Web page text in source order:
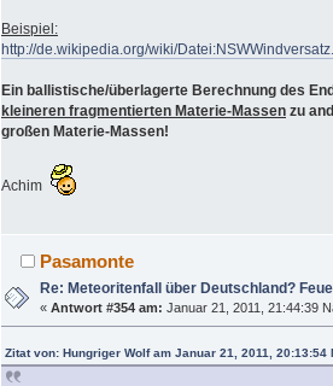
Beispiel:
http://de.wikipedia.org/wiki/
Ein ballistische/überlagerte Berechnung des
kleineren fragmentierten Materie-Massen zu
großen Materie-Massen!
Achim
Pasamonte
Re: Meteoritenfall über Deutschland?
«Antwort #354 am: Januar 21, 2011, 21:44:39
Zitat von: Hungriger Wolf am Januar 21, 2011, 20:13:54